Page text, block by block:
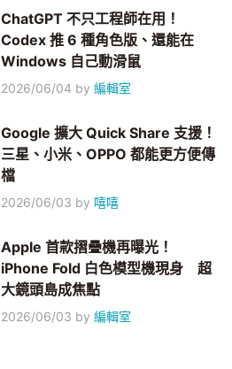
ChatGPT 不只工程師在用！
Codex 推 6 種角色版、還能在
Windows 自己動滑鼠
2026/06/04 by編輯室
Google 擴大 Quick Share 支援！
三星、小米、OPPO 都能更方便傳
檔
2026/06/03 by 嘻嘻
Apple 首款摺疊機再曝光！
iPhone Fold 白色模型機現身 超
大鏡頭島成焦點
2026/06/03 by編輯室